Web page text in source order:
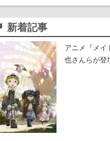
新着記事
アニメ『メイ
也さんらが登